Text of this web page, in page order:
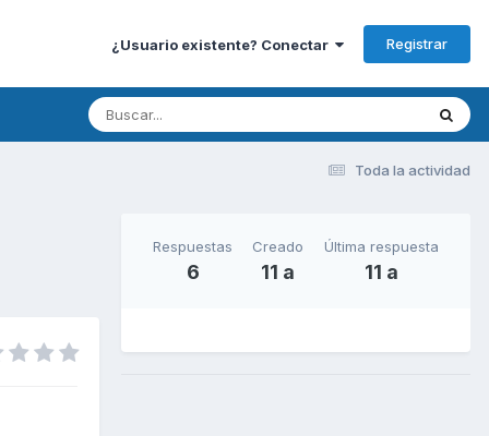
¿Usuario existente? Conectar Registrar
Toda la actividad
Respuestas
6
Creado
11 a
Última respuesta
11 a